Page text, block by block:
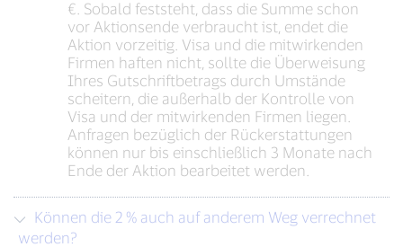
€. Sobald feststeht, dass die Summe schon
vor Aktionsende verbraucht ist, endet die
Aktion vorzeitig. Visa und die mitwirkenden
Firmen haften nicht, sollte die Überweisung
Ihres Gutschriftbetrags durch Umstände
scheitern, die außerhalb der Kontrolle von
Visa und der mitwirkenden Firmen liegen.
Anfragen bezüglich der Rückerstattungen
können nur bis einschließlich 3 Monate nach
Ende der Aktion bearbeitet werden.
werden?